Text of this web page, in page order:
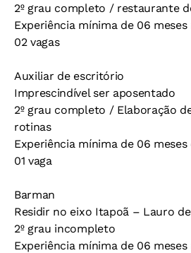
2º grau completo / restaurante
Experiência mínima de 06
02 vagas
Auxiliar de escritório
Imprescindível ser aposentado
2º grau completo / Elaboração
rotinas
Experiência mínima de 06
01 vaga
Barman
Residir no eixo Itapoã – Lauro
2º grau incompleto
Experiência mínima de 06